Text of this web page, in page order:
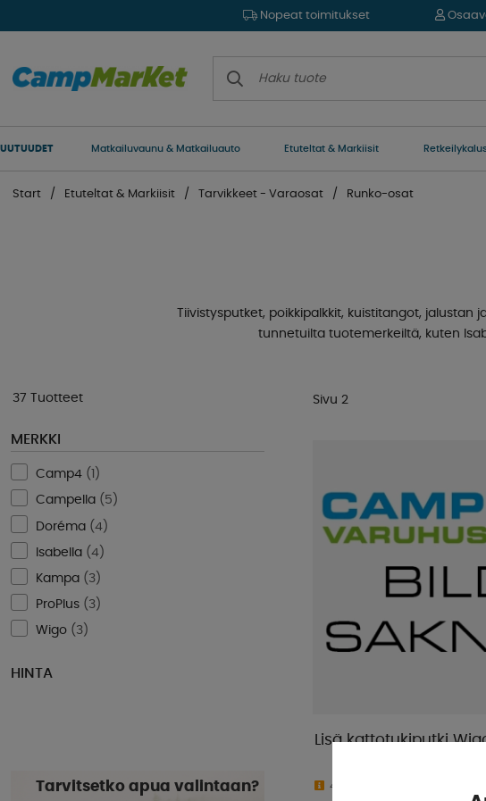
Nopeat toimitukset
UUTUUDET Matkailuvaunu & Matkailuauto Etuteltat & Markiisit
Start Etuteltat & Markiisit Tarvikkeet - Varaosat Runko-osat
Tiivistysputket, poikkipalkkit, kuistitangot,
tunnetuilta tuotemerkeiltä, ​​kuten
37 Tuotteet
MERKKI
Camp4 ( )
Campella ( 5 )
Doréma (4 )
Isabella (4 )
Kampa ( 3)
ProPlus ( 3)
Wigo ( 3)
HINTA
Tarvitsetko apua valintaan?
Sivu 2
Lisä kattotukiputki
4-9 päivää